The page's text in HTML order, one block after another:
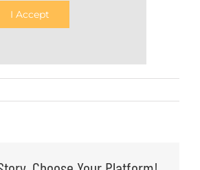
I Accept